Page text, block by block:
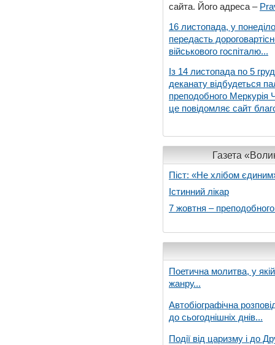
сайта. Його адреса –
16 листопада, у
передасть
військового госпіталю...
Із 14 листопада по 5
деканату відбудеться
преподобного Меркурія
це повідомляє сайт
Газета
Піст: «Не хлібом
Істинний лікар
7 жовтня –
Поетична молитва, у
жанру...
Автобіографічна
до сьогоднішніх днів...
Події від царизму і до